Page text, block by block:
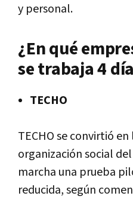
y personal.
¿En qué
se trabaja 4
TECHO
TECHO se convirtió
organización social
marcha una prueba
reducida, según